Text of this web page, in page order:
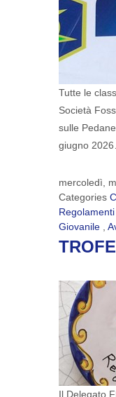
Tutte le
Società
sulle
giugno
mercoledì,
Categories
Regolamenti
Giovanile
Il Delegato